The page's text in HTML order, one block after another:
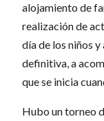
alojamiento de
realización de
día de los niños
definitiva, a
que se inicia
Hubo un torneo